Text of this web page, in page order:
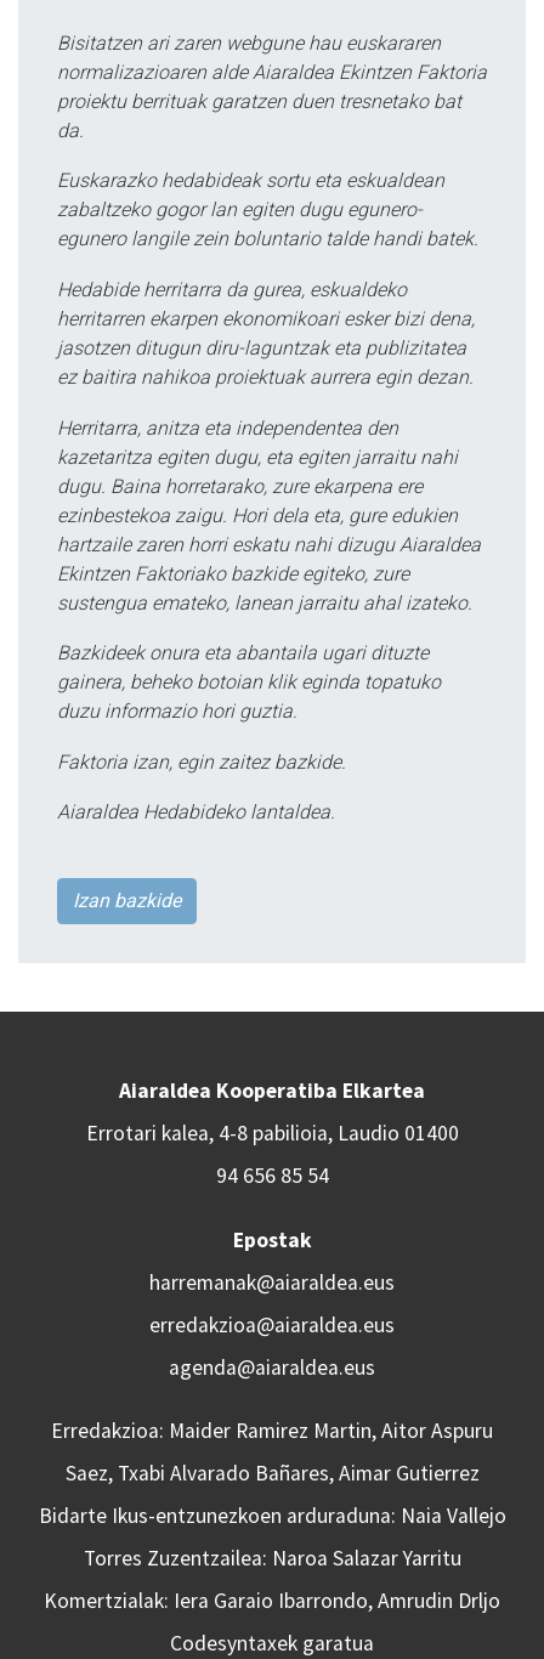
Bisitatzen ari zaren webgune hau euskararen
normalizazioaren alde Aiaraldea Ekintzen Faktoria
proiektu berrituak garatzen duen tresnetako bat
da.
Euskarazko hedabideak sortu eta eskualdean
zabaltzeko gogor lan egiten dugu egunero-
egunero langile zein boluntario talde handi batek.
Hedabide herritarra da gurea, eskualdeko
herritarren ekarpen ekonomikoari esker bizi dena,
jasotzen ditugun diru-laguntzak eta publizitatea
ez baitira nahikoa proiektuak aurrera egin dezan.
Herritarra, anitza eta independentea den
kazetaritza egiten dugu, eta egiten jarraitu nahi
dugu. Baina horretarako, zure ekarpena ere
ezinbestekoa zaigu. Hori dela eta, gure edukien
hartzaile zaren horri eskatu nahi dizugu Aiaraldea
Ekintzen Faktoriako bazkide egiteko, zure
sustengua emateko, lanean jarraitu ahal izateko.
Bazkideek onura eta abantaila ugari dituzte
gainera, beheko botoian klik eginda topatuko
duzu informazio hori guztia.
Faktoria izan, egin zaitez bazkide.
Aiaraldea Hedabideko lantaldea.
Izan bazkide
Aiaraldea Kooperatiba Elkartea
Errotari kalea, 4-8 pabilioia, Laudio 01400
94 656 85 54
Epostak
harremanak@aiaraldea.eus
erredakzioa@aiaraldea.eus
agenda@aiaraldea.eus
Erredakzioa: Maider Ramirez Martin, Aitor Aspuru
Saez, Txabi Alvarado Bañares, Aimar Gutierrez
Bidarte Ikus-entzunezkoen arduraduna: Naia Vallejo
Torres Zuzentzailea: Naroa Salazar Yarritu
Komertzialak: Iera Garaio Ibarrondo, Amrudin Drljo
Codesyntaxek garatua